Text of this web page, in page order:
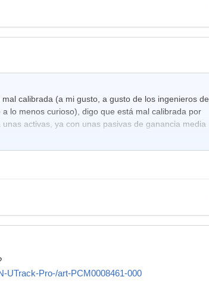
calibrada (a mi gusto, a gusto de los ingenieros de
lo menos curioso), digo que está mal calibrada por
activas, ya con unas pasivas de ganancia media
UTrack-Pro-/art-PCM0008461-000